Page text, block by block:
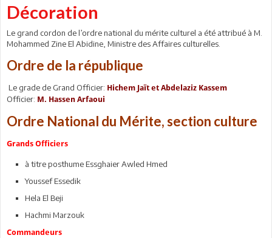
Décoration
Le grand cordon de l’ordre national du mérite culturel a été attribué à M.
Mohammed Zine El Abidine, Ministre des Affaires culturelles.
Ordre de la république
Le grade de Grand Officier: Hichem Jaït et Abdelaziz Kassem
Officier: M. Hassen Arfaoui
Ordre National du Mérite, section culture
Grands Officiers
à titre posthume Essghaier Awled Hmed
Youssef Essedik
Hela El Beji
Hachmi Marzouk
Commandeurs